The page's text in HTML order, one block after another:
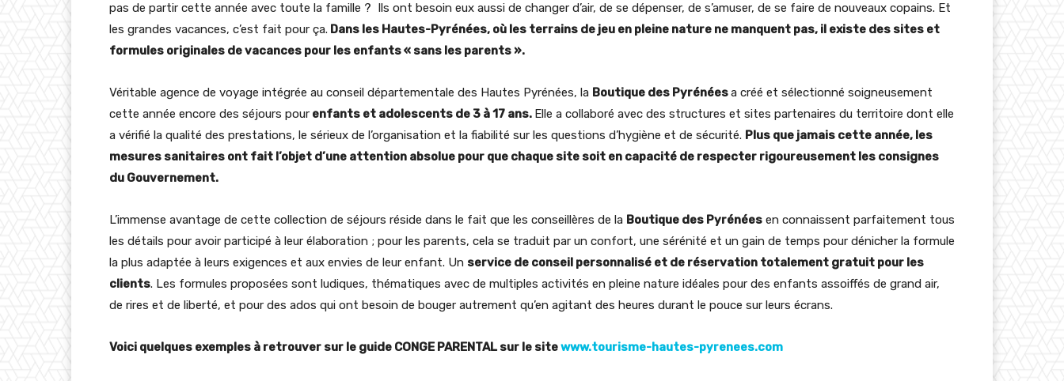
pas de partir cette année avec toute la famille ? Ils ont besoin eux aussi de changer d’air, de se dépenser, de s’amuser, de se faire de nouveaux copains. Et
les grandes vacances, c’est fait pour ça. Dans les Hautes-Pyrénées, où les terrains de jeu en pleine nature ne manquent pas, il existe des sites et
formules originales de vacances pour les enfants « sans les parents ».
Véritable agence de voyage intégrée au conseil départementale des Hautes Pyrénées, la Boutique des Pyrénéesa créé et sélectionné soigneusement
cette année encore des séjours pour enfants et adolescents de 3 à 17 ans. Elle a collaboré avec des structures et sites partenaires du territoire dont elle
a vérifié la qualité des prestations, le sérieux de l’organisation et la fiabilité sur les questions d’hygiène et de sécurité. Plus que jamais cette année, les
mesures sanitaires ont fait l’objet d’une attention absolue pour que chaque site soit en capacité de respecter rigoureusement les consignes
du Gouvernement.
L’immense avantage de cette collection de séjours réside dans le fait que les conseillères de la Boutique des Pyrénées en connaissent parfaitement tous
les détails pour avoir participé à leur élaboration ; pour les parents, cela se traduit par un confort, une sérénité et un gain de temps pour dénicher la formule
la plus adaptée à leurs exigences et aux envies de leur enfant. Un service de conseil personnalisé et de réservation totalement gratuit pour les
clients. Les formules proposées sont ludiques, thématiques avec de multiples activités en pleine nature idéales pour des enfants assoiffés de grand air,
de rires et de liberté, et pour des ados qui ont besoin de bouger autrement qu’en agitant des heures durant le pouce sur leurs écrans.
Voici quelques exemples à retrouver sur le guide CONGE PARENTAL sur le sitewww.tourisme-hautes-pyrenees.com